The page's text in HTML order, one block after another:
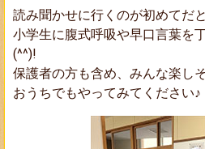
読み聞かせに行くのが初めてだ
小学生に腹式呼吸や早口言葉を
(^^)!
保護者の方も含め、みんな楽し
おうちでもやってみてください♪